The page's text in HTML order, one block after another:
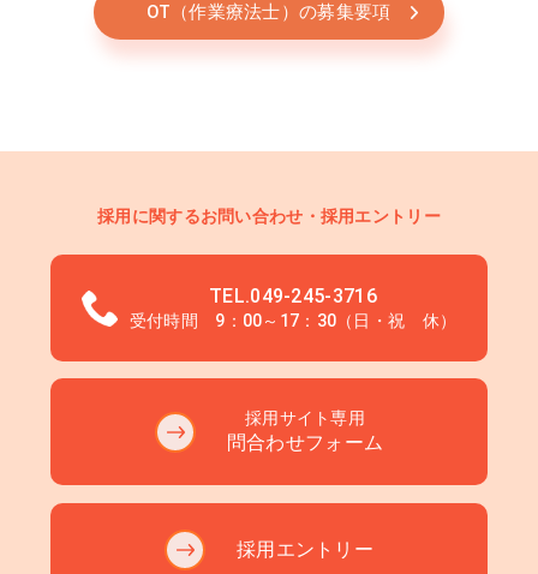
OT（作業療法士）の募集要項
採用に関するお問い合わせ・採用エントリー
TEL.049-245-3716
受付時間 9：00～17：30（日・祝 休）
採用サイト専用
問合わせフォーム
採用エントリー